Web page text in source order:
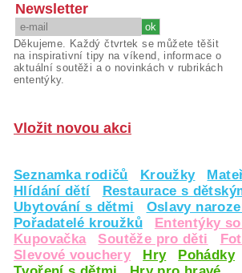
Newsletter
Děkujeme. Každý čtvrtek se můžete těšit
na inspirativní tipy na víkend, informace o
aktuální soutěži a o novinkách v rubrikách
ententýky.
Vložit novou akci
Seznamka rodičů Kroužky
Hlídání dětí
Restaurace s
Ubytování s dětmi
Oslavy
Pořadatelé kroužků
Ententýky
Kupovačka
Soutěže pro děti
Slevové vouchery
Hry
Pohádky